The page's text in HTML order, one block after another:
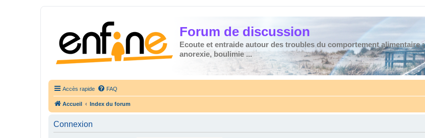
Forum de discussion
Ecoute et entraide autour des troubles du comportement alimentaire :
anorexie, boulimie ...
Accès rapide FAQ
Accueil Index du forum
Connexion